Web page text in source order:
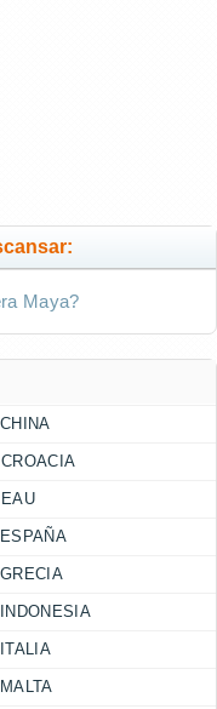
Maya?
CHINA
CROACIA
EAU
ESPAÑA
GRECIA
INDONESIA
ITALIA
MALTA